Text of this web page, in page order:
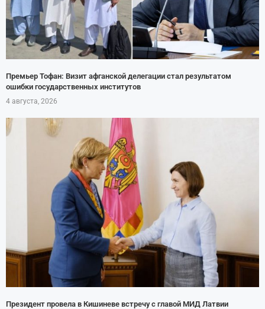
Премьер Тофан: Визит афганской делегации стал результатом
ошибки государственных институтов
4 августа, 2026
Президент провела в Кишиневе встречу с главой МИД Латвии